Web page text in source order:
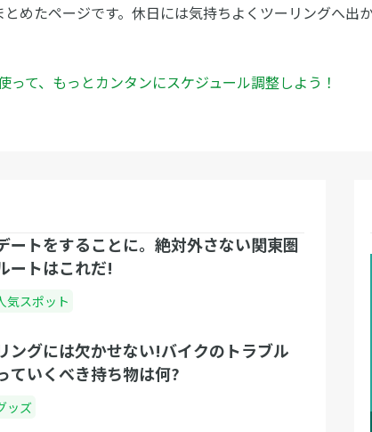
めたページです。休日には気持ちよくツーリングへ出
て、もっとカンタンにスケジュール調整しよう！
ートをすることに。絶対外さない関東圏
ートはこれだ!
気スポット
ングには欠かせない!バイクのトラブル
ていくべき持ち物は何?
ッズ